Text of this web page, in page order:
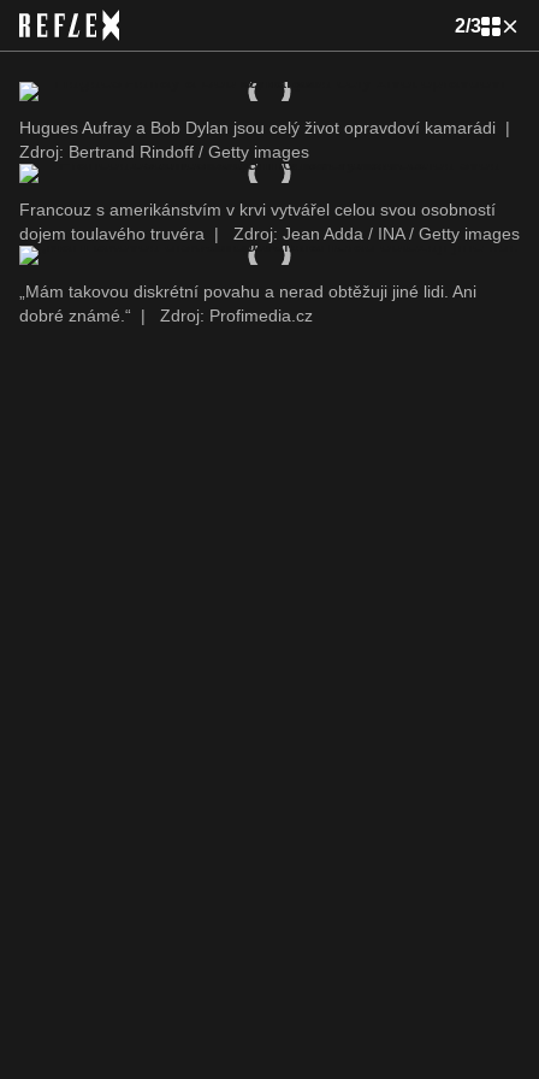
2/3
Hugues Aufray a Bob Dylan jsou celý život opravdoví kamarádi |
Zdroj: Bertrand Rindoff / Getty images
Francouz s amerikánstvím v krvi vytvářel celou svou osobností
dojem toulavého truvéra
| Zdroj: Jean Adda / INA / Getty images
„Mám takovou diskrétní povahu a nerad obtěžuji jiné lidi. Ani
dobré známé.“
| Zdroj: Profimedia.cz